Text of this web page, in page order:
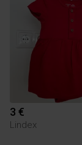
3 €
Lindex